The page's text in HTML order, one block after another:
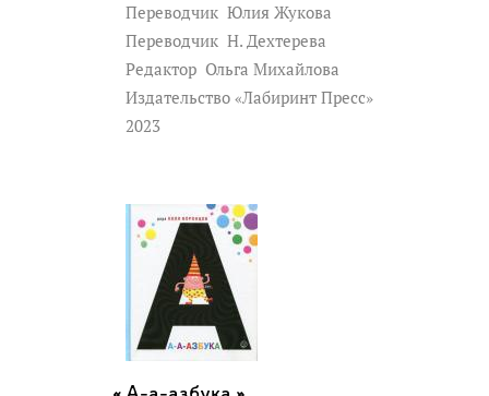
Переводчик Юлия Жукова
Переводчик Н. Дехтерева
Редактор Ольга Михайлова
Издательство «Лабиринт Пресс»
2023